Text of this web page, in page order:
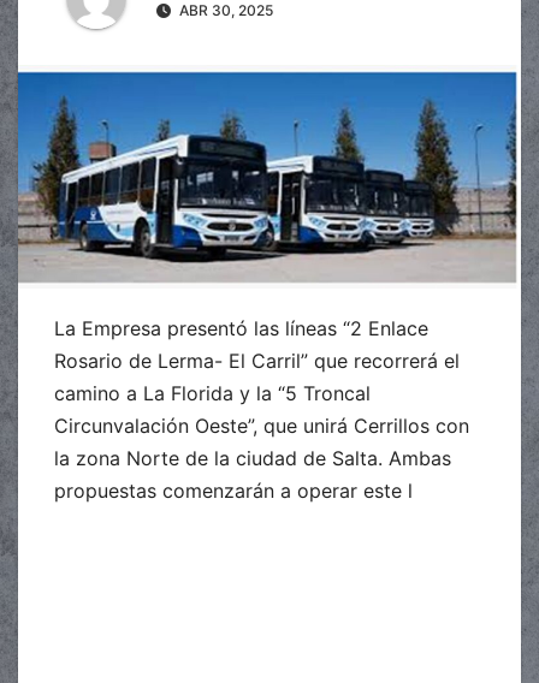
ABR 30, 2025
La Empresa presentó las líneas “2 Enlace
Rosario de Lerma- El Carril” que recorrerá el
camino a La Florida y la “5 Troncal
Circunvalación Oeste”, que unirá Cerrillos con
la zona Norte de la ciudad de Salta. Ambas
propuestas comenzarán a operar este l